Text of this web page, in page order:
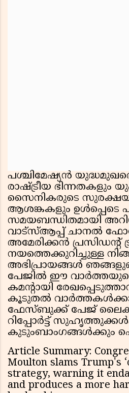
പശ്ചിമേഷ്യൻ
രാഷ്ട്രീയ
സൈനികരുടെ
ആശങ്കകളും ഉൾപ്പെടെ
സമയബന്ധിതമായി
വാട്സ്ആപ്പ് ചാനൽ
അമേരിക്കൻ പ്രസിഡൻ്റ്
നയത്തെക്കുറിച്ചുള്ള
അഭിപ്രായങ്ങൾ
പേജിൽ ഈ വാർത്തയുടെ
കമൻ്റായി
കൂടുതൽ
ഫേസ്ബുക്ക് പേജ്
റിപ്പോർട്ട്
കുടുംബാംഗങ്ങൾക്കും
Article Summary:
Moulton slams Trump's
strategy, warning it
and produces a more